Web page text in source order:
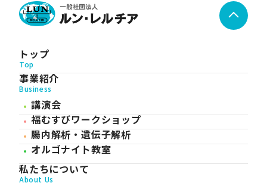
トップ
Top
事業紹介
Business
講演会
福むすびワークショップ
腸内解析・遺伝子解析
オルゴナイト教室
私たちについて
About Us